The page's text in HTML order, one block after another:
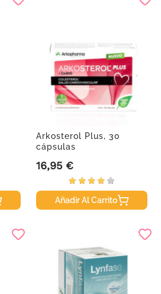
Arkosterol Plus, 30
cápsulas
Precio
16,95 €
Añadir Al Carrito